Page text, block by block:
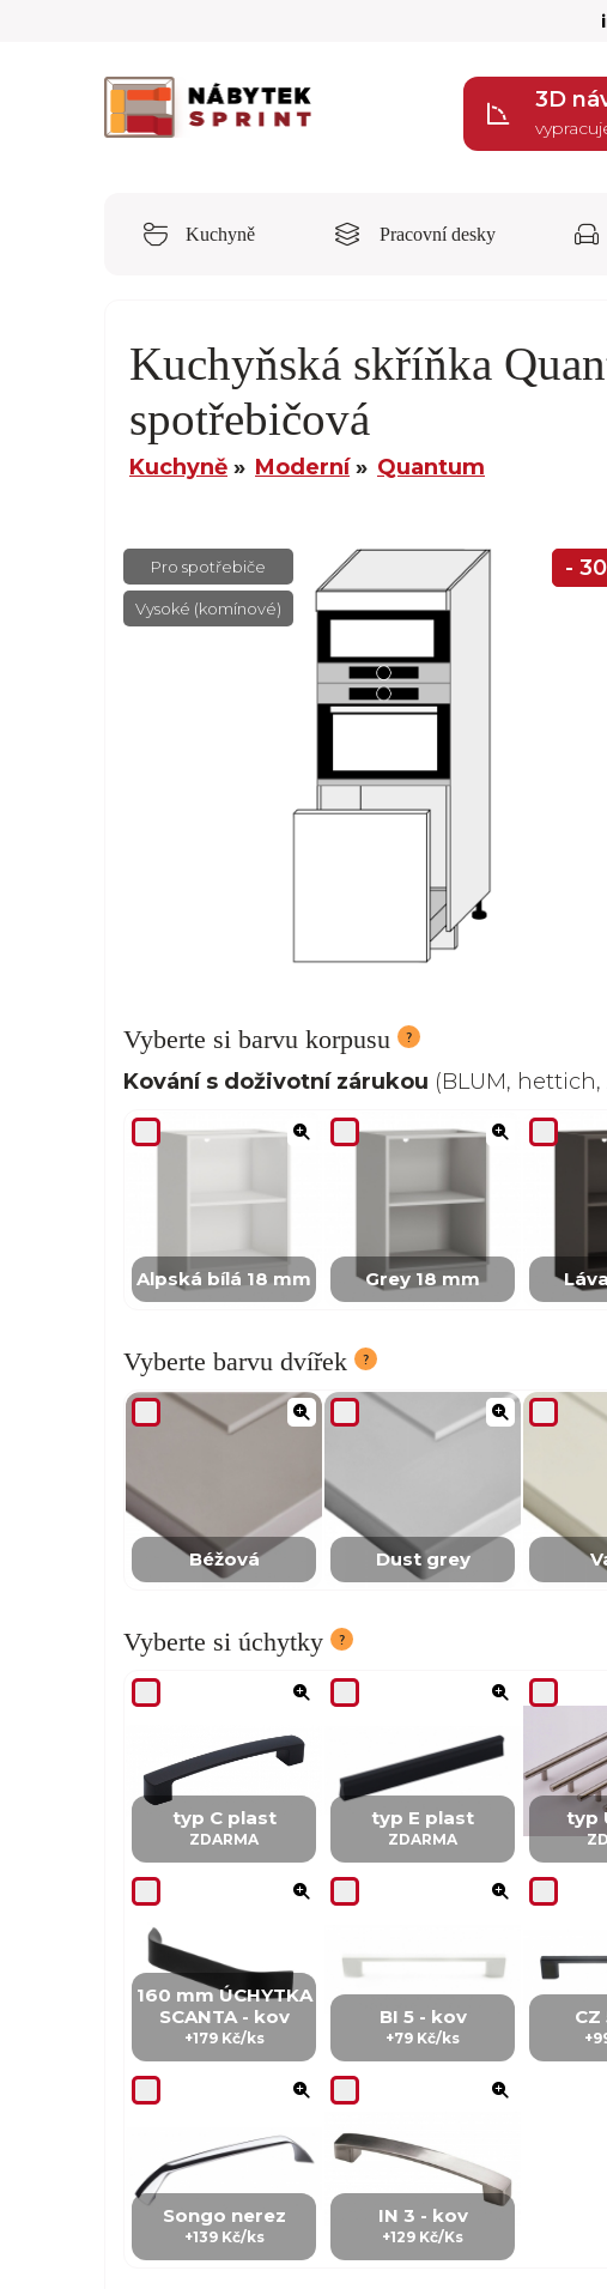
3D
Kuchyně Pracovní desky
Kuchyňská skříňka
spotřebičová
Kuchyně Moderní Quantum
Pro spotřebiče
Vysoké (komínové)
-
Vyberte si barvu korpusu
Kování s doživotní zárukou (BLUM,
Alpská bílá 18 mm Grey 18 mm
Vyberte barvu dvířek
Béžová Dust grey
Vyberte si úchytky
typ C plast
ZDARMA
typ E plast
ZDARMA
typ
160 mm ÚCHYTKA
SCANTA - kov
+179 Kč/ks
BI 5 - kov
+79 Kč/ks
CZ
Songo nerez
+139 Kč/ks
IN 3 - kov
+129 Kč/Ks